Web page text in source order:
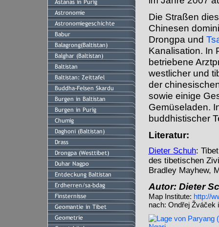
Die Straßen
Chinesen
Drongpa und
Kanalisation. In
betriebene
westlicher und
der
sowie einige
Gemüseladen.
buddhistischer
Literatur:
Dieter Schuh:
des tibetischen
Bradley Mayhew,
Autor: Dieter
Map Institute: http://
nach: Ondřej Žváček